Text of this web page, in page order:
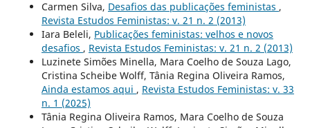
Carmen Silva, Desafios das publicações feministas ,
Revista Estudos Feministas: v. 21 n. 2 (2013)
Iara Beleli, Publicações feministas: velhos e novos
desafios , Revista Estudos Feministas: v. 21 n. 2 (2013)
Luzinete Simões Minella, Mara Coelho de Souza Lago,
Cristina Scheibe Wolff, Tânia Regina Oliveira Ramos,
Ainda estamos aqui , Revista Estudos Feministas: v. 33
n. 1 (2025)
Tânia Regina Oliveira Ramos, Mara Coelho de Souza